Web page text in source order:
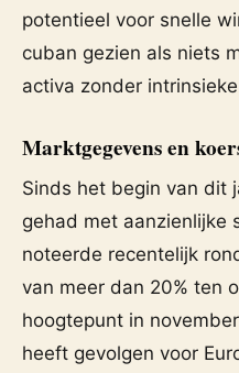
potentieel voor snelle
cuban gezien als niets
activa zonder
Marktgegevens en
Sinds het begin van dit
gehad met aanzienlijke
noteerde recentelijk
van meer dan 20% ten
hoogtepunt in
heeft gevolgen voor